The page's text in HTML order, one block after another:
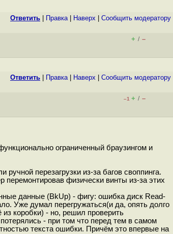
Ответить Правка| Наверх Cообщить модератору
+ / –
Ответить Правка| Наверх Cообщить модератору
–1 + / –
ограниченный браузингом и
перезагрузки из-за багов своппинга.
физически винты из-за этих
данные (BkUp) - фигу: ошибка диск Read-
Уже думал перегружаться(и да, опять долго
коробки) - но, решил проверить
- при том что перед тем в самом
текста ошибки. Причём это впервые на